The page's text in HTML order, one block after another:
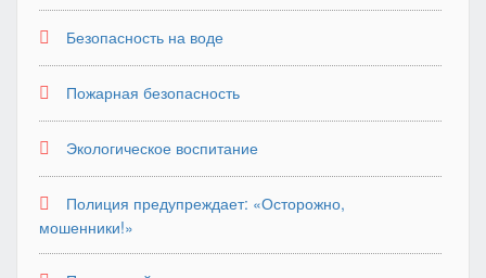
Безопасность на воде
Пожарная безопасность
Экологическое воспитание
Полиция предупреждает: «Осторожно,
мошенники!»